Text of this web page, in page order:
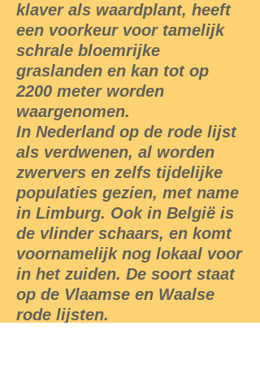
klaver als waardplant, heeft
een voorkeur voor tamelijk
schrale bloemrijke
graslanden en kan tot op
2200 meter worden
waargenomen.
In Nederland op de rode lijst
als verdwenen, al worden
zwervers en zelfs tijdelijke
populaties gezien, met name
in Limburg. Ook in België is
de vlinder schaars, en komt
voornamelijk nog lokaal voor
in het zuiden. De soort staat
op de Vlaamse en Waalse
rode lijsten.